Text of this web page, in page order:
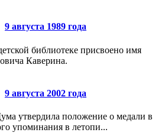
9 августа 1989 года
библиотеке присвоено имя
Каверина.
9 августа 2002 года
утвердила положение о медали в
упоминания в летопи...